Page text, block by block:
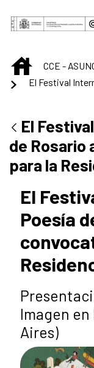
Saltar al
INICIO
CCE -
El
de Rosario
para la
El
Poesía
Imagen
Aires)